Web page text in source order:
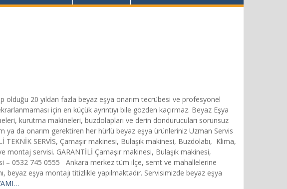
olduğu 20 yıldan fazla beyaz eşya onarım tecrübesi ve profesyonel
için en küçük ayrıntıyı bile gözden kaçırmaz. Beyaz Eşya
kurutma makineleri, buzdolapları ve derin dondurucuları sorunsuz
ya da onarım gerektiren her hürlü beyaz eşya ürünleriniz Uzman Servis
SERVİS, Çamaşır makinesi, Bulaşık makinesi, Buzdolabı, Klima,
servisi. GARANTİLİ Çamaşır makinesi, Bulaşık makinesi,
– 0532 745 0555 Ankara merkez tüm ilçe, semt ve mahallelerine
eşya montajı titizlikle yapılmaktadır. Servisimizde beyaz eşya